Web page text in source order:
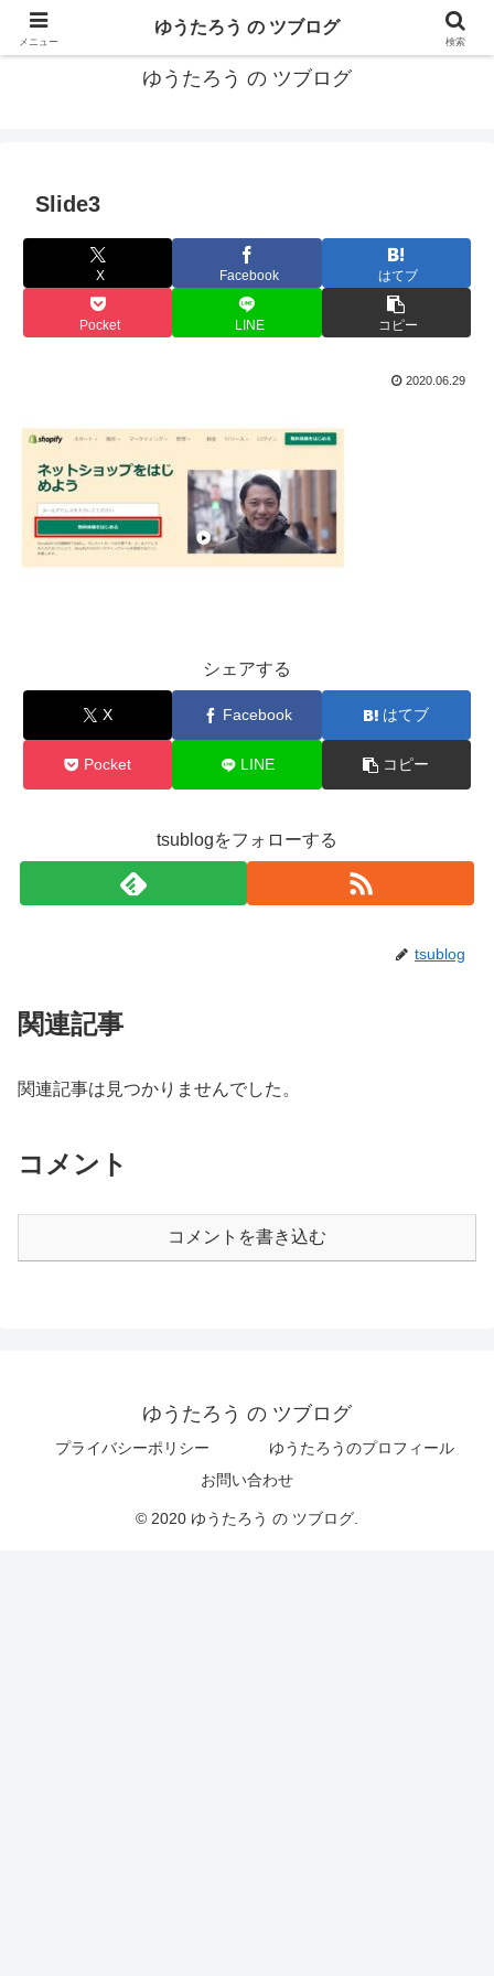
カリフォルニアMBA卒40代がMBA・キャリアとEコマースについて発信
ゆうたろう の ツブログ
Slide3
X Facebook はてブ
Pocket LINE コピー
2020.06.29
シェアする
X Facebook はてブ
Pocket LINE コピー
tsublogをフォローする
tsublog
関連記事
関連記事は見つかりませんでした。
コメント
コメントを書き込む
ゆうたろう の ツブログ
プライバシーポリシー
ゆうたろうのプロフィール
お問い合わせ
© 2020 ゆうたろう の ツブログ.
メニュー
ゆうたろう の ツブログ
検索